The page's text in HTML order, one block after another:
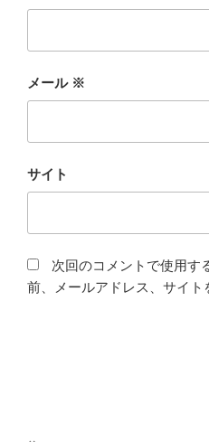
メール ※
サイト
次回のコメントで使用す
前、メールアドレス、サイト
投